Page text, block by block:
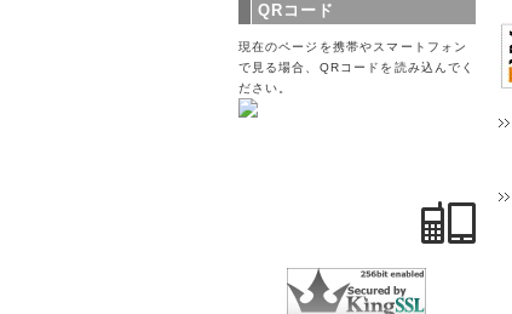
QRコード
現在のページを携帯やスマートフォン
で見る場合、QRコードを読み込んでく
ださい。